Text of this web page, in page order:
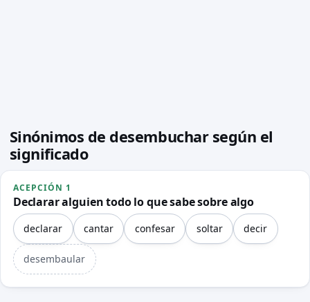
Sinónimos de desembuchar según el
significado
ACEPCIÓN 1
Declarar alguien todo lo que sabe sobre algo
declarar cantar confesar soltar decir
desembaular